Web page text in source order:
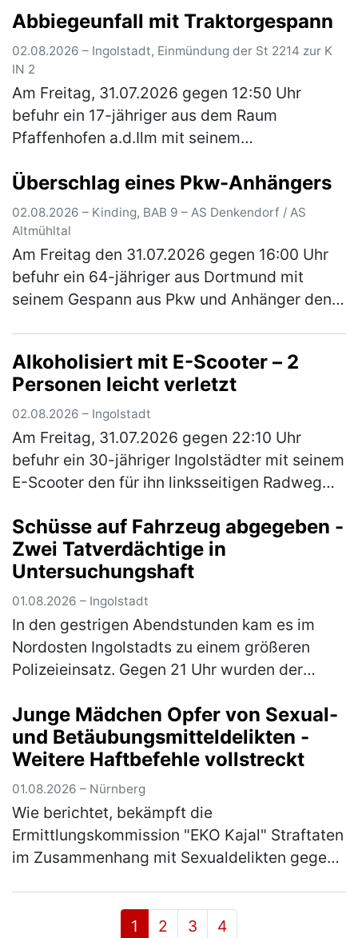
der Anschlussstelle Wörth-O…(mehr)
Abbiegeunfall mit Traktorgespann
02.08.2026 – Ingolstadt, Einmündung der St 2214 zur K
IN 2
Am Freitag, 31.07.2026 gegen 12:50 Uhr
befuhr ein 17-jähriger aus dem Raum
Pfaffenhofen a.d.Ilm mit seinem
und zwei Anhänger, die Staatsstraße 2214
von Irgert…(mehr)
Überschlag eines Pkw-Anhängers
02.08.2026 – Kinding, BAB 9 – AS Denkendorf / AS
Altmühltal
Am Freitag den 31.07.2026 gegen 16:00 Uhr
befuhr ein 64-jähriger aus Dortmund mit
seinem Gespann aus Pkw und Anhänger den
Alkoholisiert mit E-Scooter – 2
Personen leicht verletzt
02.08.2026 – Ingolstadt
Am Freitag, 31.07.2026 gegen 22:10 Uhr
befuhr ein 30-jähriger Ingolstädter mit seinem
E-Scooter den für ihn linksseitigen Radweg
Ringstraße kommend in Richt… (mehr)
Schüsse auf Fahrzeug abgegeben -
Zwei Tatverdächtige in
Untersuchungshaft
01.08.2026 – Ingolstadt
In den gestrigen Abendstunden kam es im
Nordosten Ingolstadts zu einem größeren
Polizeieinsatz. Gegen 21 Uhr wurden der
Schussgeräusche im Bereich der Kreuzung
Goethestraß…(mehr)
Junge Mädchen Opfer von Sexual-
und Betäubungsmitteldelikten -
Weitere Haftbefehle vollstreckt
01.08.2026 – Nürnberg
Wie berichtet, bekämpft die
Ermittlungskommission "EKO Kajal" Straftaten
im Zusammenhang mit Sexualdelikten gegen
1 2 3 4